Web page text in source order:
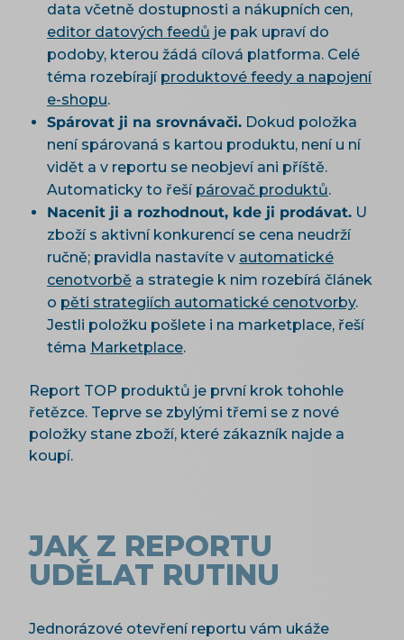
data včetně dostupnosti a nákupních cen,
editor datových feedů je pak upraví do
podoby, kterou žádá cílová platforma. Celé
téma rozebírají produktové feedy a napojení
e-shopu.
Spárovat ji na srovnávači. Dokud položka
není spárovaná s kartou produktu, není u ní
vidět a v reportu se neobjeví ani příště.
Automaticky to řeší párovač produktů.
Nacenit ji a rozhodnout, kde ji prodávat. U
zboží s aktivní konkurencí se cena neudrží
ručně; pravidla nastavíte v automatické
cenotvorbě a strategie k nim rozebírá článek
o pěti strategiích automatické cenotvorby.
Jestli položku pošlete i na marketplace, řeší
téma Marketplace.
Report TOP produktů je první krok tohohle
řetězce. Teprve se zbylými třemi se z nové
položky stane zboží, které zákazník najde a
koupí.
JAK Z REPORTU
UDĚLAT RUTINU
Jednorázové otevření reportu vám ukáže